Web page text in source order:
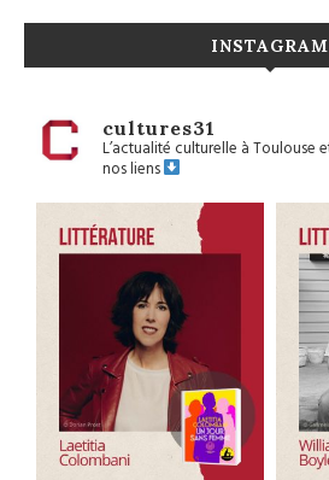
INSTAGRAM
cultures31
L’actualité culturelle à Toulouse
nos liens